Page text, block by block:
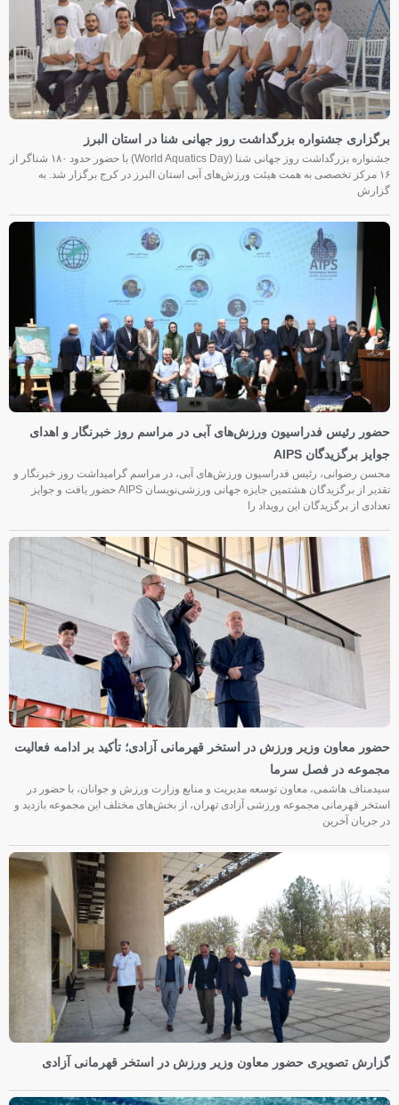
برگزاری جشنواره بزرگداشت روز جهانی شنا در استان البرز
جشنواره بزرگداشت روز جهانی شنا (World Aquatics Day) با حضور حدود ۱۸۰ شناگر از
۱۶ مرکز تخصصی به همت هیئت ورزش‌های آبی استان البرز در کرج برگزار شد. به
گزارش
حضور رئیس فدراسیون ورزش‌های آبی در مراسم روز خبرنگار و اهدای
جوایز برگزیدگان AIPS
محسن رضوانی، رئیس فدراسیون ورزش‌های آبی، در مراسم گرامیداشت روز خبرنگار و
تقدیر از برگزیدگان هشتمین جایزه جهانی ورزشی‌نویسان AIPS حضور یافت و جوایز
تعدادی از برگزیدگان این رویداد را
حضور معاون وزیر ورزش در استخر قهرمانی آزادی؛ تأکید بر ادامه فعالیت
مجموعه در فصل سرما
سیدمناف هاشمی، معاون توسعه مدیریت و منابع وزارت ورزش و جوانان، با حضور در
استخر قهرمانی مجموعه ورزشی آزادی تهران، از بخش‌های مختلف این مجموعه بازدید و
در جریان آخرین
گزارش تصویری حضور معاون وزیر ورزش در استخر قهرمانی آزادی